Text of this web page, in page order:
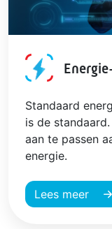
Standaard
is de
aan te passen
energie.
Lees meer